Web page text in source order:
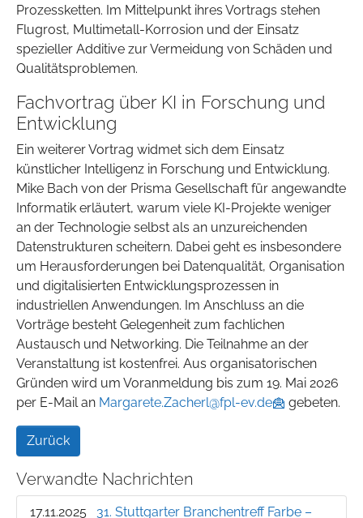
Prozessketten. Im Mittelpunkt ihres Vortrags stehen
Flugrost, Multimetall-Korrosion und der Einsatz
spezieller Additive zur Vermeidung von Schäden und
Qualitätsproblemen.
Fachvortrag über KI in Forschung und
Entwicklung
Ein weiterer Vortrag widmet sich dem Einsatz
künstlicher Intelligenz in Forschung und Entwicklung.
Mike Bach von der Prisma Gesellschaft für angewandte
Informatik erläutert, warum viele KI-Projekte weniger
an der Technologie selbst als an unzureichenden
Datenstrukturen scheitern. Dabei geht es insbesondere
um Herausforderungen bei Datenqualität, Organisation
und digitalisierten Entwicklungsprozessen in
industriellen Anwendungen. Im Anschluss an die
Vorträge besteht Gelegenheit zum fachlichen
Austausch und Networking. Die Teilnahme an der
Veranstaltung ist kostenfrei. Aus organisatorischen
Gründen wird um Voranmeldung bis zum 19. Mai 2026
per E-Mail an Margarete.Zacherl@fpl-ev.de gebeten.
Zurück
Verwandte Nachrichten
17.11.2025 31. Stuttgarter Branchentreff Farbe –